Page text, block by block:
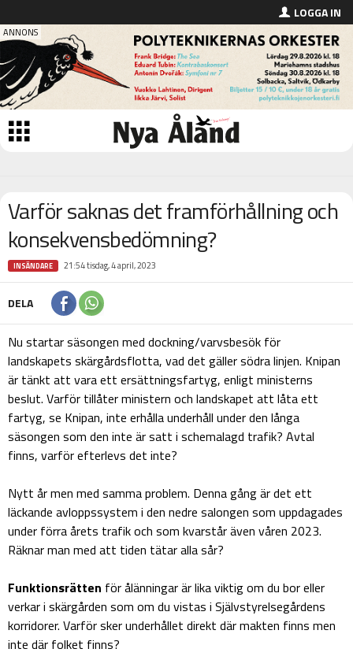
LOGGA IN
Varför saknas det framförhållning och
konsekvensbedömning?
INSÄNDARE 21:54 tisdag, 4 april, 2023
DELA
Nu startar säsongen med dockning/varvsbesök för
landskapets skärgårdsflotta, vad det gäller södra linjen. Knipan
är tänkt att vara ett ersättningsfartyg, enligt ministerns
beslut. Varför tillåter ministern och landskapet att låta ett
fartyg, se Knipan, inte erhålla underhåll under den långa
säsongen som den inte är satt i schemalagd trafik? Avtal
finns, varför efterlevs det inte?
Nytt år men med samma problem. Denna gång är det ett
läckande avloppssystem i den nedre salongen som uppdagades
under förra årets trafik och som kvarstår även våren 2023.
Räknar man med att tiden tätar alla sår?
Funktionsrätten för ålänningar är lika viktig om du bor eller
verkar i skärgården som om du vistas i Självstyrelsegårdens
korridorer. Varför sker underhållet direkt där makten finns men
inte där folket finns?